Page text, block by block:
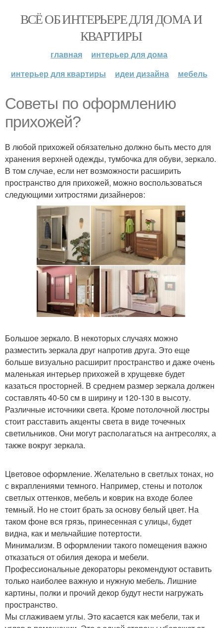
ВСЁ ОБ ИНТЕРЬЕРЕ ДЛЯ ДОМА И
КВАРТИРЫ
главная
интерьер для дома
интерьер для квартиры
идеи дизайна мебель
Советы по оформлению
прихожей?
В любой прихожей обязательно должно быть место для
хранения верхней одежды, тумбочка для обуви, зеркало.
В том случае, если нет возможности расширить
пространство для прихожей, можно воспользоваться
следующими хитростями дизайнеров:
Большое зеркало. В некоторых случаях можно
разместить зеркала друг напротив друга. Это еще
больше визуально расширит пространство и даже очень
маленькая интерьер прихожей в хрущевке будет
казаться просторней. В среднем размер зеркала должен
составлять 40-50 см в ширину и 120-130 в высоту.
Различные источники света. Кроме потолочной люстры
стоит расставить акценты света в виде точечных
светильников. Они могут располагаться на антресолях, а
также вокруг зеркала.
Цветовое оформление. Желательно в светлых тонах, но
с вкраплениями темного. Например, стены и потолок
светлых оттенков, мебель и коврик на входе более
темный. Но не стоит брать за основу белый цвет. На
таком фоне вся грязь, принесенная с улицы, будет
видна, как и мельчайшие потертости.
Минимализм. В оформлении такого помещения важно
отказаться от обилия декора и мебели.
Профессиональные декораторы рекомендуют оставить
только наиболее важную и нужную мебель. Лишние
картины, полки и прочий декор будут нести нагружать
пространство.
Мы сглаживаем углы. Это касается как мебели, так и